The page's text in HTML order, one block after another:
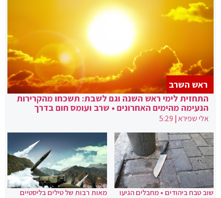
התחזית לימי ראש השנה וגם לשבת: תשכחו מהקרירות
הנעימה מהימים האחרונים • שרב ועומס חום בדרך
אלי שפירא|
5:29
ראש השרב
שוב טבח ביהודים • מחבלים הגיעו
מאות רבות של טילים בליסטיים